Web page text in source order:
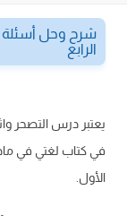
شرح وحل أسئلة
الرابع
يعتبر درس التصحر
في كتاب لغتي في
الأول.